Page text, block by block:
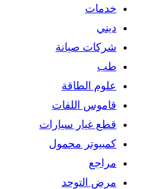
خدمات
ديني
شركات صيانة
طب
علوم الطاقة
قاموس اللفات
قطع غيار سيارات
كمبيوتر محمول
مراجع
مرض التوحد